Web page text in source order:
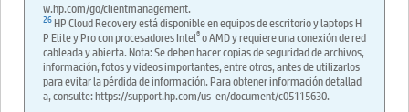
w.hp.com/go/clientmanagement.
26HP Cloud Recovery está disponible en equipos de escritorio y laptops H
P Elite y Pro con procesadores Intel®o AMD y requiere una conexión de red
cableada y abierta. Nota: Se deben hacer copias de seguridad de archivos,
información, fotos y videos importantes, entre otros, antes de utilizarlos
para evitar la pérdida de información. Para obtener información detallad
a, consulte: https://support.hp.com/us-en/document/c05115630.